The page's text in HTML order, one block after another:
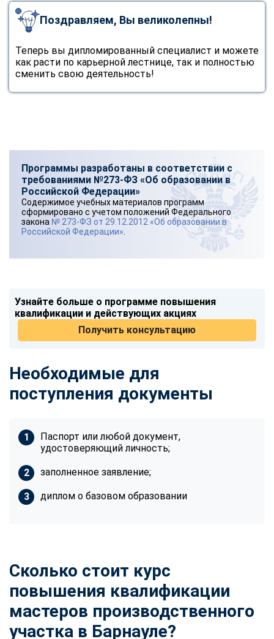
Поздравляем, Вы великолепны!
Теперь вы дипломированный специалист и можете
как расти по карьерной лестнице, так и полностью
сменить свою деятельность!
Программы разработаны в соответствии с
требованиями №273-ФЗ «Об образовании в
Российской Федерации»
Содержимое учебных материалов программ
сформировано с учетом положений Федерального
закона № 273-ФЗ от 29.12.2012 «Об образовании в
Российской Федерации»
Узнайте больше о программе повышения
квалификации и действующих акциях
Получить консультацию
Необходимые для
поступления документы
Паспорт или любой документ,
удостоверяющий личность;
заполненное заявление;
диплом о базовом образовании
Сколько стоит курс
повышения квалификации
мастеров производственного
участка в Барнауле?